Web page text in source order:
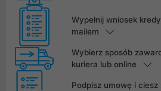
Wypełnij wniosek
mailem
Wybierz sposób
kuriera lub online
Podpisz umowę i ciesz